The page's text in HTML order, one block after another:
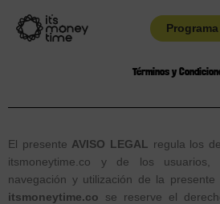
contenido
Términos y
El presente AVISO LEGAL regula los
itsmoneytime.co y de los
navegación y utilización de la
itsmoneytime.co se reserve el